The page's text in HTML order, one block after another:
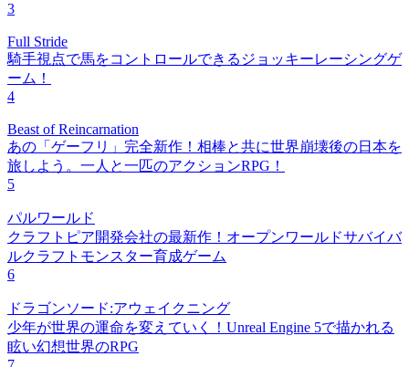
3
Full Stride
騎手視点で馬をコントロールできるジョッキーレーシングゲ
ーム！
4
Beast of Reincarnation
あの「ゲーフリ」完全新作！相棒と共に世界崩壊後の日本を
旅しよう。一人と一匹のアクションRPG！
5
パルワールド
クラフトピア開発会社の最新作！オープンワールドサバイバ
ルクラフトモンスター育成ゲーム
6
ドラゴンソード:アウェイクニング
少年が世界の運命を変えていく！Unreal Engine 5で描かれる
眩い幻想世界のRPG